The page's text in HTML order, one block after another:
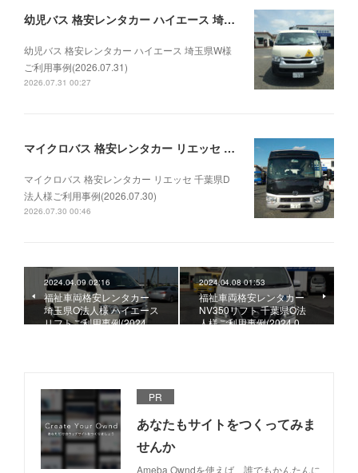
幼児バス 格安レンタカー ハイエース 埼玉県W様ご利用事例(2026.07.31)
幼児バス 格安レンタカー ハイエース 埼玉県W様
ご利用事例(2026.07.31)
2026.07.31 00:27
マイクロバス 格安レンタカー リエッセ 千葉県D法人様ご利用事例(2026.07.30)
マイクロバス 格安レンタカー リエッセ 千葉県D
法人様ご利用事例(2026.07.30)
2026.07.30 00:46
2024.04.09 02:16
福祉車両格安レンタカー
埼玉県O法人様 ハイエース
リフトご利用事例(2024.…
2024.04.08 01:53
福祉車両格安レンタカー
NV350リフト 千葉県O法
人様ご利用事例(2024.0…
PR
あなたもサイトをつくってみま
せんか
Ameba Owndを使えば、誰でもかんたんに